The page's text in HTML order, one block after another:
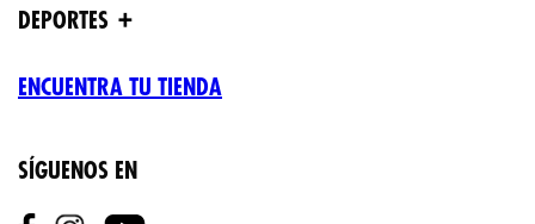
DEPORTES +
ENCUENTRA TU TIENDA
SÍGUENOS EN